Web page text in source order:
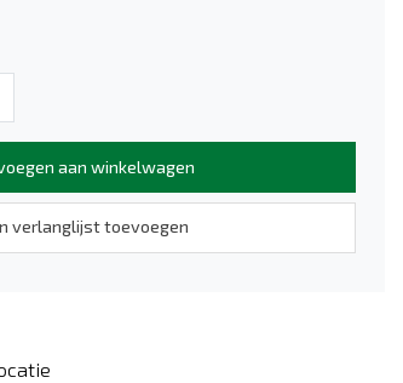
aan winkelwagen
verlanglijst toevoegen